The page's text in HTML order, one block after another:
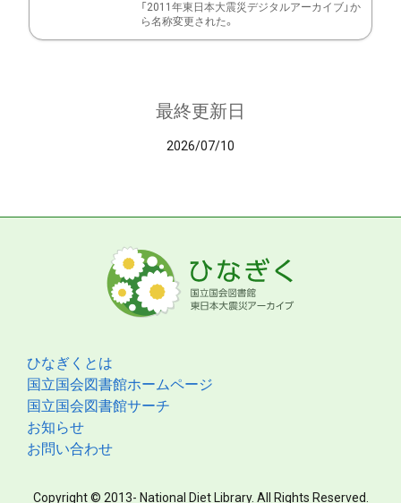
「2011年東日本大震災デジタルアーカイブ」か
ら名称変更された。
最終更新日
2026/07/10
ひなぎくとは
国立国会図書館ホームページ
国立国会図書館サーチ
お知らせ
お問い合わせ
Copyright © 2013- National Diet Library. All Rights Reserved.